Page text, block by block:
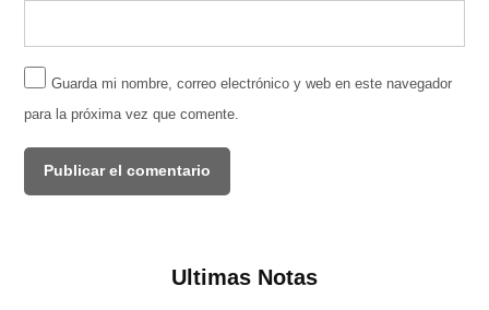
Guarda mi nombre, correo electrónico y web en este navegador
para la próxima vez que comente.
Ultimas Notas